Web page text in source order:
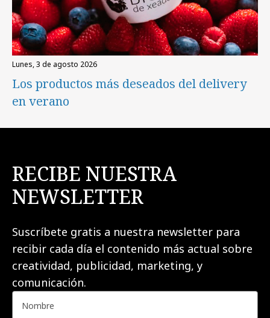
lunes, 3 de agosto 2026
Los productos más deseados del delivery
en verano
RECIBE NUESTRA
NEWSLETTER
Suscríbete gratis a nuestra newsletter para
recibir cada día el contenido más actual sobre
creatividad, publicidad, marketing, y
comunicación.